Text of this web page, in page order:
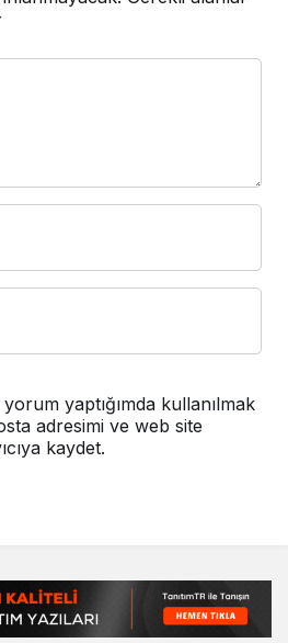
yaptığımda kullanılmak
adresimi ve web site
kaydet.